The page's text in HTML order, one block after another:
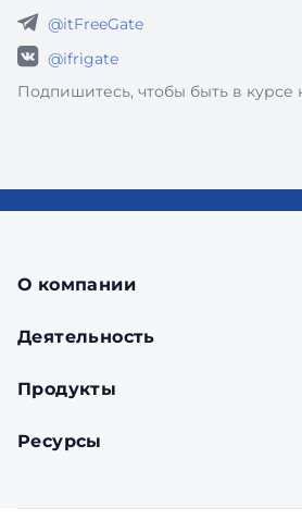
@itFreeGate
@ifrigate
Подпишитесь, чтобы быть в курсе
О компании
Деятельность
Продукты
Ресурсы